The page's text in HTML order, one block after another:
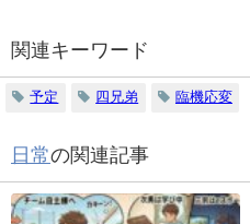
関連キーワード
予定 四兄弟 臨機応変
日常の関連記事